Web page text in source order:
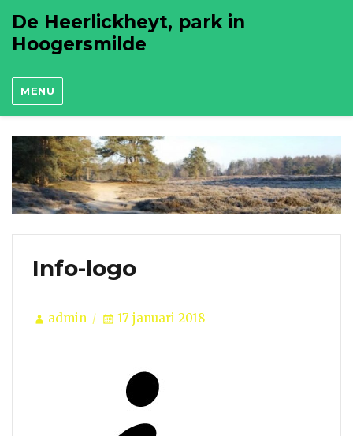
De Heerlickheyt, park in
Hoogersmilde
MENU
Info-logo
Author
admin
Posted
17 januari 2018